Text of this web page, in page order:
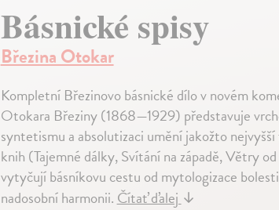
Básnické spisy
Březina Otokar
Kompletní Březinovo básnické dílo v novém
Otokara Březiny (1868—1929) představuje
syntetismu a absolutizaci umění jakožto
knih (Tajemné dálky, Svítání na západě, Větry
vytyčují básníkovu cestu od mytologizace
nadosobní harmonii.Čítať ďalej↓